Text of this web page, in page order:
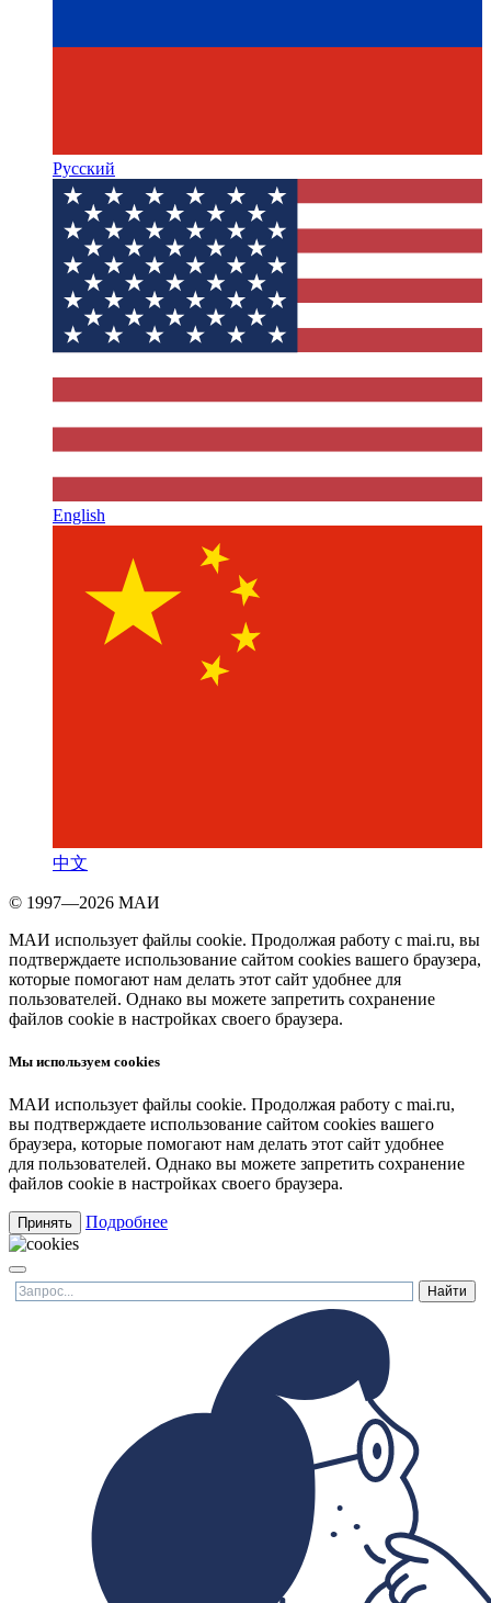
Русский
English
中文
© 1997—2026 МАИ
МАИ использует файлы cookie. Продолжая работу с mai.ru, вы
подтверждаете использование сайтом cookies вашего браузера,
которые помогают нам делать этот сайт удобнее для
пользователей. Однако вы можете запретить сохранение
файлов cookie в настройках своего браузера.
Мы используем cookies
МАИ использует файлы cookie. Продолжая работу с mai.ru,
вы подтверждаете использование сайтом cookies вашего
браузера, которые помогают нам делать этот сайт удобнее
для пользователей. Однако вы можете запретить сохранение
файлов cookie в настройках своего браузера.
Принять Подробнее